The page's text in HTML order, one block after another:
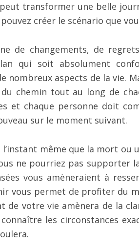
transformer une belle
créer le scénario que
de changements, de
qui soit absolument
nombreux aspects de la vie.
chemin tout au long de
et chaque personne doit
sur le moment suivant.
l’instant même que la mort
ne pourriez pas supporter
vous amèneraient à
vous permet de profiter du
de votre vie amènera de la
les circonstances